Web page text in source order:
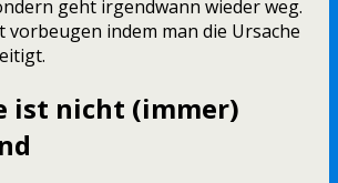
geht irgendwann wieder weg.
vorbeugen indem man die Ursache
ist nicht (immer)